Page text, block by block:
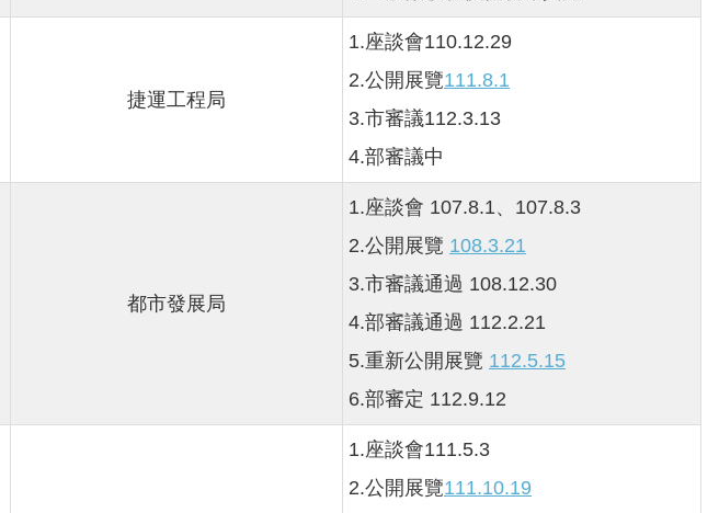
捷運工程局
1.座談會110.12.29
2.公開展覽111.8.1
3.市審議112.3.13
4.部審議中
都市發展局
1.座談會 107.8.1、107.8.3
2.公開展覽 108.3.21
3.市審議通過 108.12.30
4.部審議通過 112.2.21
5.重新公開展覽 112.5.15
6.部審定 112.9.12
1.座談會111.5.3
2.公開展覽111.10.19